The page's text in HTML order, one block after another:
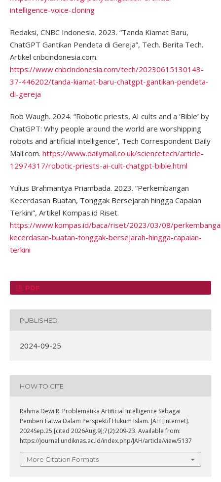
intelligence-voice-cloning
Redaksi, CNBC Indonesia. 2023. “Tanda Kiamat Baru,
ChatGPT Gantikan Pendeta di Gereja”, Tech. Berita Tech.
Artikel cnbcindonesia.com.
https://www.cnbcindonesia.com/tech/20230615130143-
37-446202/tanda-kiamat-baru-chatgpt-gantikan-pendeta-
di-gereja
Rob Waugh. 2024. “Robotic priests, AI cults and a ‘Bible’ by
ChatGPT: Why people around the world are worshipping
robots and artificial intelligence”, Tech Correspondent Daily
Mail.com. https://www.dailymail.co.uk/sciencetech/article-
12974317/robotic-priests-ai-cult-chatgpt-bible.html
Yulius Brahmantya Priambada. 2023. “Perkembangan
Kecerdasan Buatan, Tonggak Bersejarah hingga Capaian
Terkini”, Artikel Kompas.id Riset.
https://www.kompas.id/baca/riset/2023/03/08/
kecerdasan-buatan-tonggak-bersejarah-hingga-capaian-
terkini
PDF
PUBLISHED
2024-09-25
HOW TO CITE
Rahma Dewi R. Problematika Artificial Intelligence Sebagai
Pemberi Fatwa Dalam Perspektif Hukum Islam. JAH [Internet].
2024Sep.25 [cited 2026Aug.9];7(2):209-23. Available from:
https://journal.undiknas.ac.id/index.php/JAH/article/view/5137
More Citation Formats